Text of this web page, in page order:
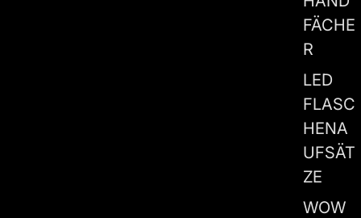
FÄCHE
R
LED
FLASC
HENA
UFSÄT
ZE
WOW